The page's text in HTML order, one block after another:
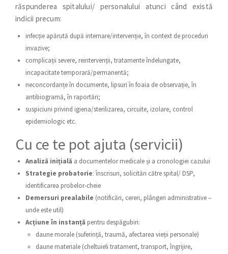
răspunderea spitalului/ personalului atunci când există
indicii precum:
infecție apărută după internare/intervenție, în context de proceduri
invazive;
complicații severe, reintervenții, tratamente îndelungate,
incapacitate temporară/permanentă;
neconcordanțe în documente, lipsuri în foaia de observație, în
antibiogramă, în raportări;
suspiciuni privind igiena/sterilizarea, circuite, izolare, control
epidemiologic etc.
Cu ce te pot ajuta (servicii)
Analiză inițială a documentelor medicale și a cronologiei cazului
Strategie probatorie: înscrisuri, solicitări către spital/ DSP,
identificarea probelor-cheie
Demersuri prealabile (notificări, cereri, plângeri administrative –
unde este util)
Acțiune în instanță pentru despăgubiri:
daune morale (suferință, traumă, afectarea vieții personale)
daune materiale (cheltuieli tratament, transport, îngrijire,